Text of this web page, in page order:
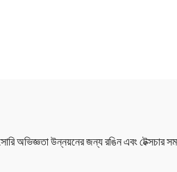
অভিজ্ঞতা উন্নয়নের জন্য রঙিন এবং টেক্সচার